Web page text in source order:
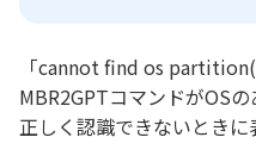
「cannot find os
MBR2GPTコマンドがOS
正しく認識できないときに